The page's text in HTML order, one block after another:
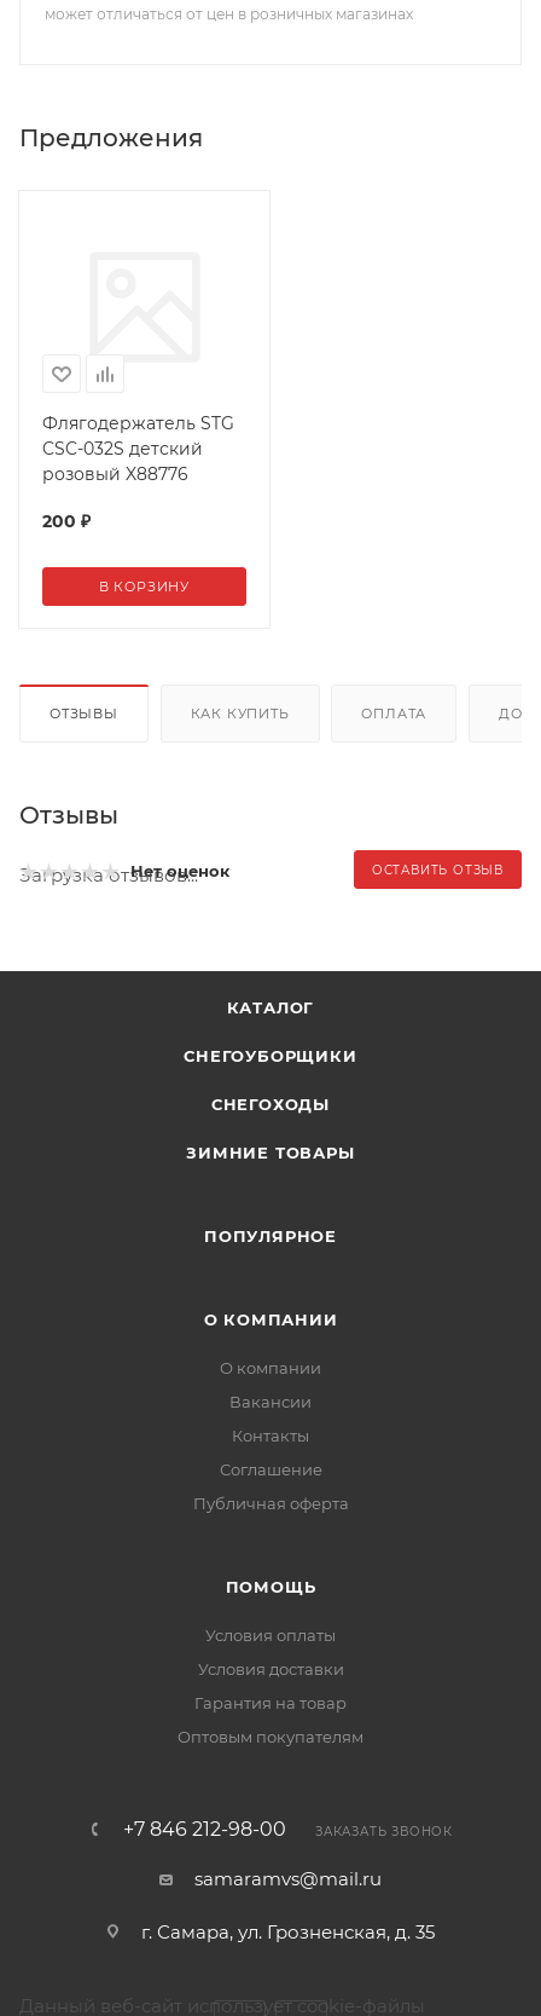
может отличаться от цен в розничных магазинах
Предложения
Флягодержатель STG
CSC-032S детский
розовый X88776
200 ₽
В КОРЗИНУ
ОТЗЫВЫ КАК КУПИТЬ ОПЛАТА
Отзывы
Нет оценок ОСТАВИТЬ ОТЗЫВ
Загрузка отзывов...
КАТАЛОГ
СНЕГОУБОРЩИКИ
СНЕГОХОДЫ
ЗИМНИЕ ТОВАРЫ
ПОПУЛЯРНОЕ
О КОМПАНИИ
О компании
Вакансии
Контакты
Соглашение
Публичная оферта
ПОМОЩЬ
Условия оплаты
Условия доставки
Гарантия на товар
Оптовым покупателям
+7 846 212-98-00 ЗАКАЗАТЬ ЗВОНОК
samaramvs@mail.ru
г. Самара, ул. Грозненская, д. 35
Данный веб-сайт использует cookie-файлы